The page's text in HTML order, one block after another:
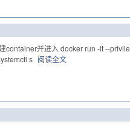
container并进入 docker run -it --
s 阅读全文